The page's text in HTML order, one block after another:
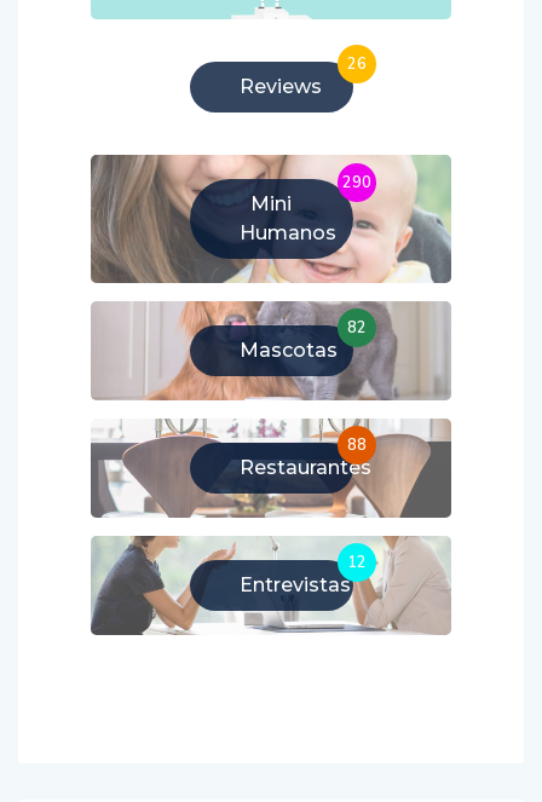
Reviews
26
Mini
Humanos
290
Mascotas
82
Restaurantes
88
Entrevistas
12